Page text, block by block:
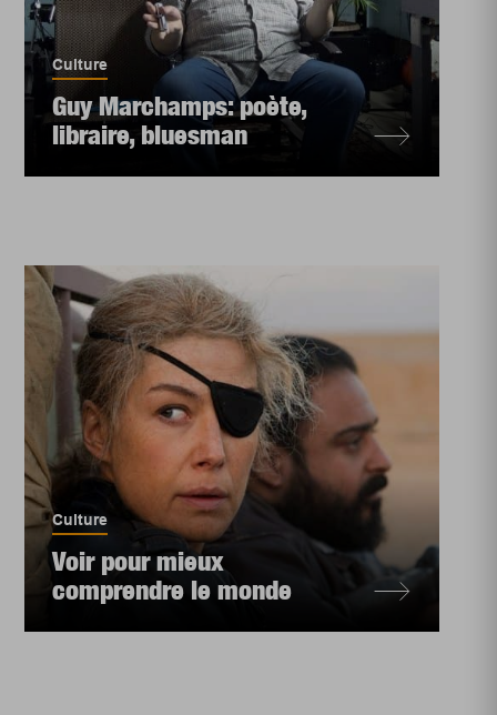
Culture
Guy Marchamps: poète,
libraire, bluesman
Culture
Voir pour mieux
comprendre le monde